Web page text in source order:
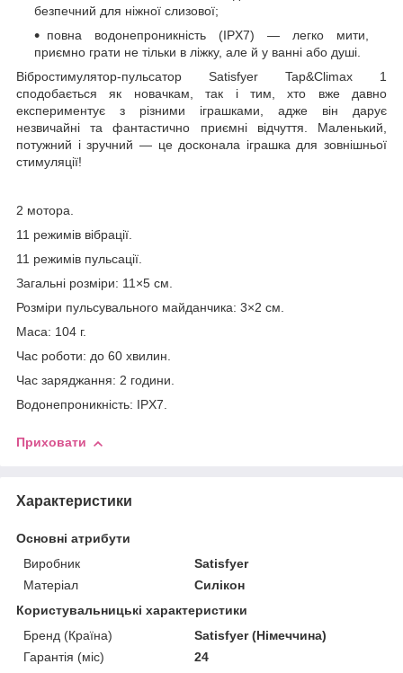
безпечний для ніжної слизової;
повна водонепроникність (IPX7) — легко мити,
приємно грати не тільки в ліжку, але й у ванні або душі.
Вібростимулятор-пульсатор Satisfyer Tap&Climax 1
сподобається як новачкам, так і тим, хто вже давно
експериментує з різними іграшками, адже він дарує
незвичайні та фантастично приємні відчуття. Маленький,
потужний і зручний — це досконала іграшка для зовнішньої
стимуляції!
2 мотора.
11 режимів вібрації.
11 режимів пульсації.
Загальні розміри: 11×5 см.
Розміри пульсувального майданчика: 3×2 см.
Маса: 104 г.
Час роботи: до 60 хвилин.
Час заряджання: 2 години.
Водонепроникність: IPX7.
Приховати
Характеристики
Основні атрибути
Виробник
Satisfyer
Матеріал
Силікон
Користувальницькі характеристики
Бренд (Країна)
Satisfyer (Німеччина)
Гарантія (міс)
24